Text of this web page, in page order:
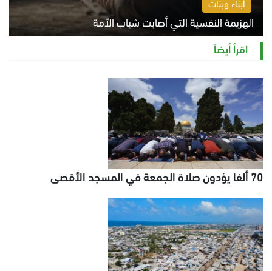
أبناء وبنات
الهزيمة النفسية التي أصابت شباب الأمة
الخميس 6 أغسطس 2026 11:12 ص
اقرأ أيضاً
70 ألفا يؤدون صلاة الجمعة في المسجد الأقصى